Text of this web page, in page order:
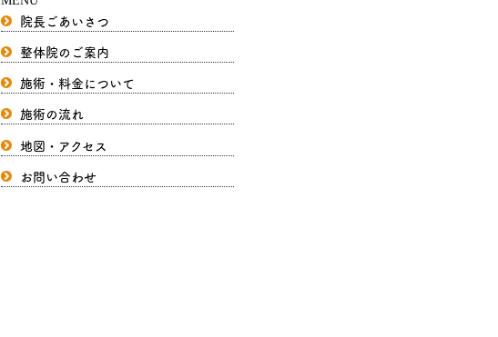
院長ごあいさつ
整体院のご案内
施術・料金について
施術の流れ
地図・アクセス
お問い合わせ